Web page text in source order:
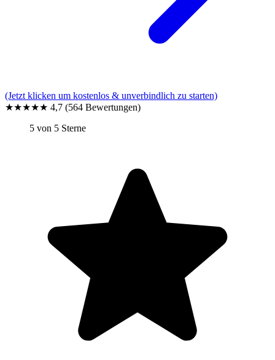
(Jetzt klicken um kostenlos & unverbindlich zu starten)
★★★★★ 4,7 (564 Bewertungen)
5 von 5 Sterne